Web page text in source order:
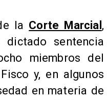
la Corte Marcial ,
sentencia
miembros del
y, en algunos
en materia de